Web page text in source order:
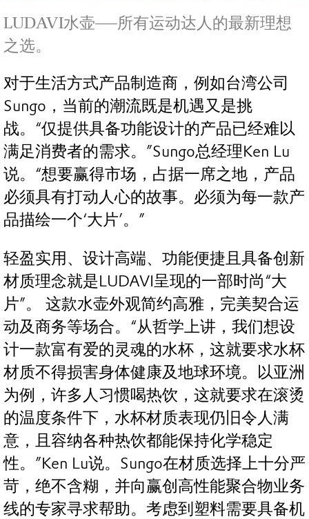
LUDAVI水壶——所有运动达人的最新理想
之选。
对于生活方式产品制造商，例如台湾公司
Sungo，当前的潮流既是机遇又是挑
战。“仅提供具备功能设计的产品已经难以
满足消费者的需求。”Sungo总经理Ken Lu
说。“想要赢得市场，占据一席之地，产品
必须具有打动人心的故事。必须为每一款产
品描绘一个‘大片’。”
轻盈实用、设计高端、功能便捷且具备创新
材质理念就是LUDAVI呈现的一部时尚“大
片”。 这款水壶外观简约高雅，完美契合运
动及商务等场合。“从哲学上讲，我们想设
计一款富有爱的灵魂的水杯，这就要求水杯
材质不得损害身体健康及地球环境。以亚洲
为例，许多人习惯喝热饮，这就要求在滚烫
的温度条件下，水杯材质表现仍旧令人满
意，且容纳各种热饮都能保持化学稳定
性。”Ken Lu说。Sungo在材质选择上十分严
苛，绝不含糊，并向赢创高性能聚合物业务
线的专家寻求帮助。考虑到塑料需要具备机